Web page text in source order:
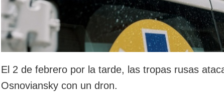
El 2 de febrero por la tarde, las tropas rusas
Osnoviansky con un dron.